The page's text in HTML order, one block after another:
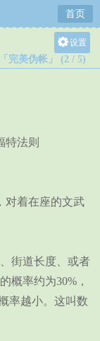
首页
设置
关灯
完美伪帐」 (2 / 5)
法则
着在座的文武
街道长度、或者
概率约为30%，
率越小。这叫数